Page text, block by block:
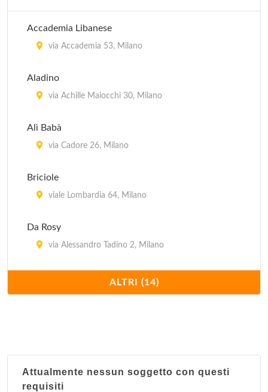
Accademia Libanese
via Accademia 53, Milano
Aladino
via Achille Maiocchi 30, Milano
Alì Babà
via Cadore 26, Milano
Briciole
viale Lombardia 64, Milano
Da Rosy
via Alessandro Tadino 2, Milano
Dawali Lebanese Restaurant
via Corrado II il Salico 10, Milano
Il Moro 1
ALTRI (14)
Attualmente nessun soggetto con questi
requisiti